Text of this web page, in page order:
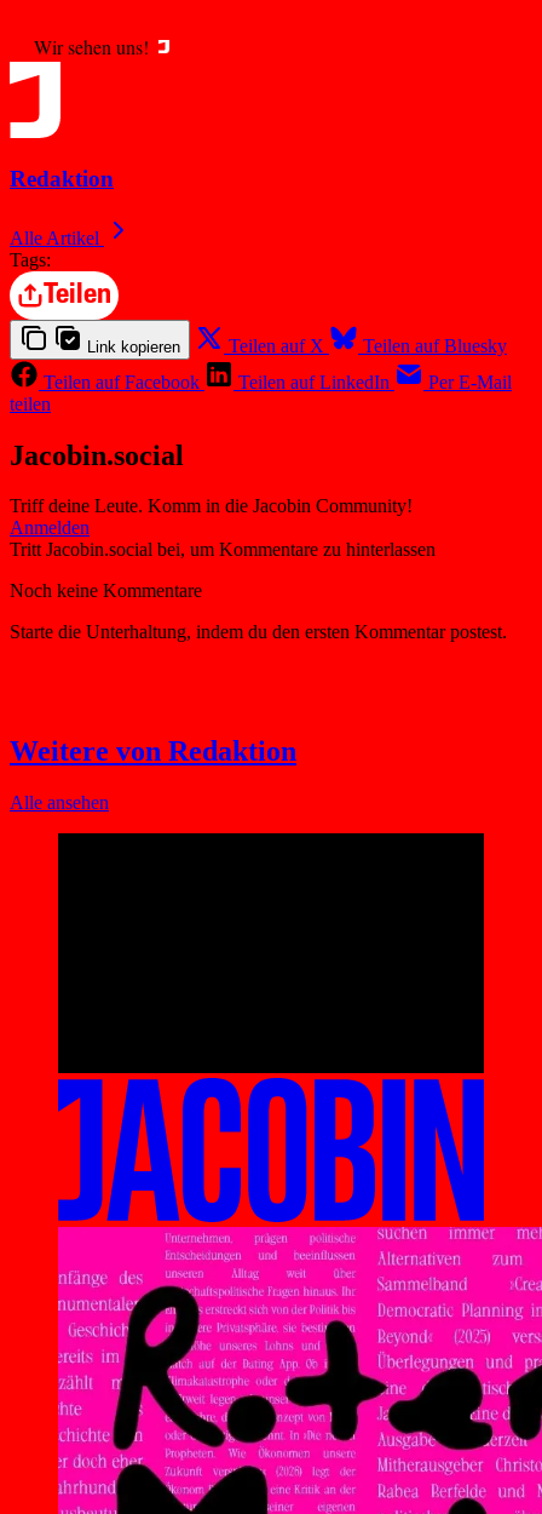
Wir sehen uns!
Redaktion
Alle Artikel
Tags:
Teilen
Link kopieren Teilen auf X
Teilen auf Bluesky
Teilen auf Facebook
Teilen auf LinkedIn
Per E-Mail
teilen
Jacobin.social
Triff deine Leute. Komm in die Jacobin Community!
Weitere von Redaktion
Alle ansehen